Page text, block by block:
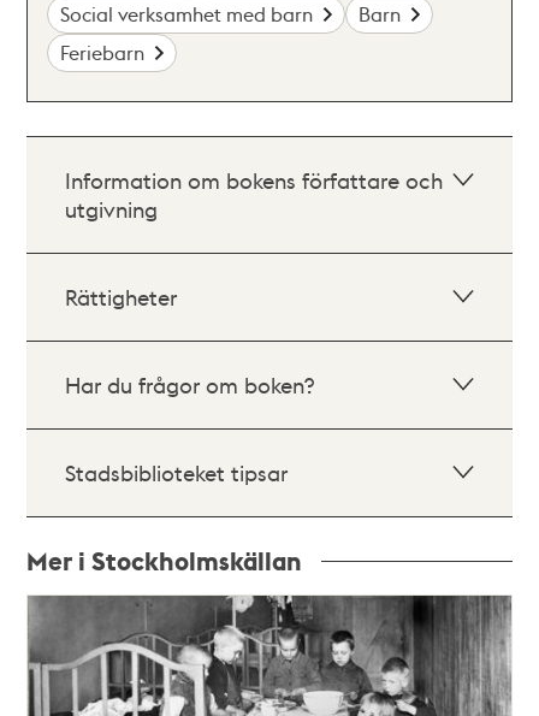
Social verksamhet med barn
Barn
Feriebarn
Information om bokens författare och
utgivning
Rättigheter
Har du frågor om boken?
Stadsbiblioteket tipsar
Mer i Stockholmskällan
poster
och
teman